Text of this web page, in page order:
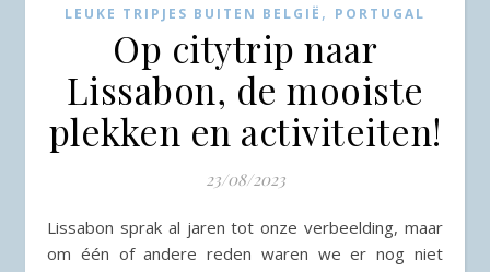
LEUKE TRIPJES BUITEN BELGIË , PORTUGAL
Op citytrip naar
Lissabon, de mooiste
plekken en activiteiten!
23/08/2023
Lissabon sprak al jaren tot onze verbeelding, maar
om één of andere reden waren we er nog niet